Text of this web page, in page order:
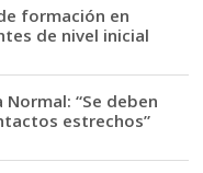
formación en
de nivel inicial
“Se deben
estrechos”